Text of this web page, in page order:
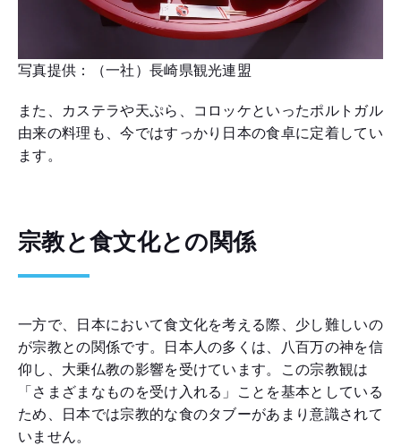
写真提供：（一社）長崎県観光連盟
また、カステラや天ぷら、コロッケといったポルトガル
由来の料理も、今ではすっかり日本の食卓に定着してい
ます。
宗教と食文化との関係
一方で、日本において食文化を考える際、少し難しいの
が宗教との関係です。日本人の多くは、八百万の神を信
仰し、大乗仏教の影響を受けています。この宗教観は
「さまざまなものを受け入れる」ことを基本としている
ため、日本では宗教的な食のタブーがあまり意識されて
いません。